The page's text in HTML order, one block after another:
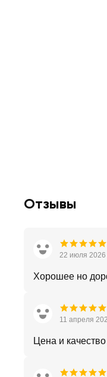
Отзывы
22 июля 2026
Хорошее но
11 апреля
Цена и